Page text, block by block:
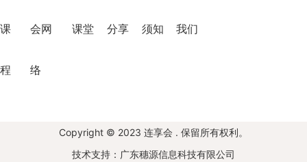
课
程
会网
络
课堂 分享 须知 我们
Copyright © 2023 连享会 . 保留所有权利。
技术支持：广东穗源信息科技有限公司